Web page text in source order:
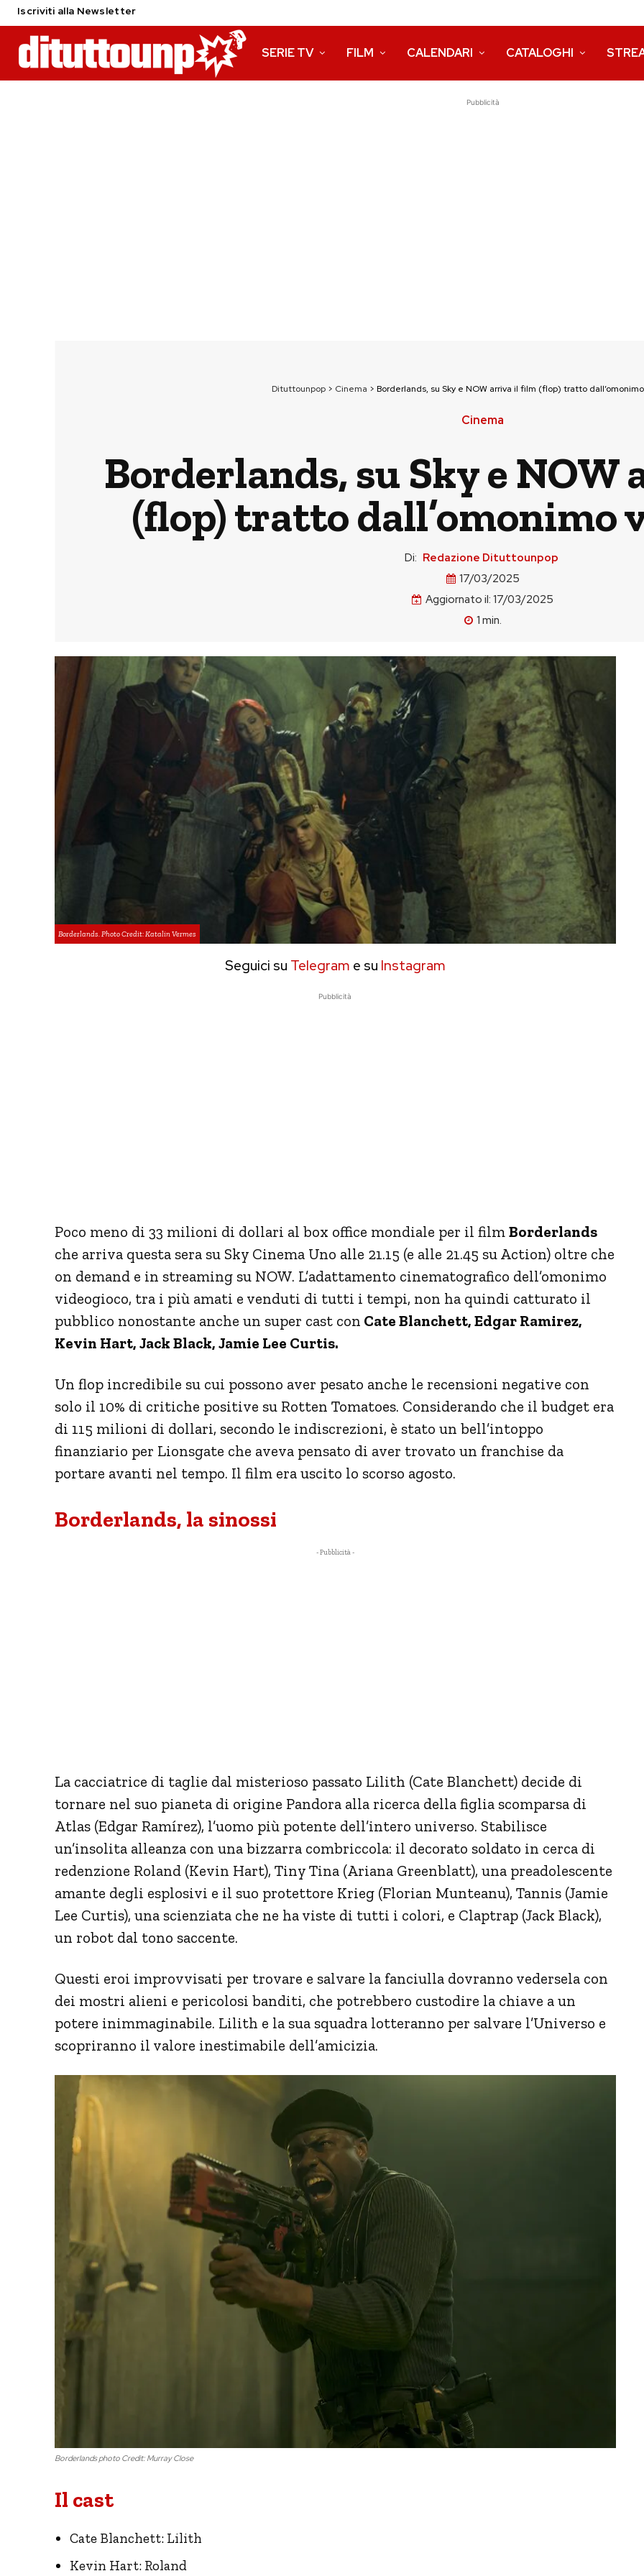
Iscriviti alla Newsletter
SERIE TV FILM CALENDARI CATALOGHI
Pubblicità
Dituttounpop > Cinema > Borderlands, su Sky e NOW arriva il film (flop) tratto
Cinema
Borderlands, su Sky e
(flop) tratto dall’omonimo
Di: Redazione Dituttounpop
17/03/2025
Aggiornato il: 17/03/2025
1 min.
Borderlands. Photo Credit: Katalin Vermes
Seguici su Telegram e su Instagram
Pubblicità
Poco meno di 33 milioni di dollari al box office mondiale per il film Borderlands
che arriva questa sera su Sky Cinema Uno alle 21.15 (e alle 21.45 su Action) oltre che
on demand e in streaming su NOW. L’adattamento cinematografico dell’omonimo
videogioco, tra i più amati e venduti di tutti i tempi, non ha quindi catturato il
pubblico nonostante anche un super cast con Cate Blanchett, Edgar Ramirez,
Kevin Hart, Jack Black, Jamie Lee Curtis.
Un flop incredibile su cui possono aver pesato anche le recensioni negative con
solo il 10% di critiche positive su Rotten Tomatoes. Considerando che il budget era
di 115 milioni di dollari, secondo le indiscrezioni, è stato un bell’intoppo
finanziario per Lionsgate che aveva pensato di aver trovato un franchise da
portare avanti nel tempo. Il film era uscito lo scorso agosto.
Borderlands, la sinossi
- Pubblicità -
La cacciatrice di taglie dal misterioso passato Lilith (Cate Blanchett) decide di
tornare nel suo pianeta di origine Pandora alla ricerca della figlia scomparsa di
Atlas (Edgar Ramírez), l’uomo più potente dell’intero universo. Stabilisce
un’insolita alleanza con una bizzarra combriccola: il decorato soldato in cerca di
redenzione Roland (Kevin Hart), Tiny Tina (Ariana Greenblatt), una preadolescente
amante degli esplosivi e il suo protettore Krieg (Florian Munteanu), Tannis (Jamie
Lee Curtis), una scienziata che ne ha viste di tutti i colori, e Claptrap (Jack Black),
un robot dal tono saccente.
Questi eroi improvvisati per trovare e salvare la fanciulla dovranno vedersela con
dei mostri alieni e pericolosi banditi, che potrebbero custodire la chiave a un
potere inimmaginabile. Lilith e la sua squadra lotteranno per salvare l’Universo e
scopriranno il valore inestimabile dell’amicizia.
Borderlands photo Credit: Murray Close
Il cast
Cate Blanchett: Lilith
Kevin Hart: Roland